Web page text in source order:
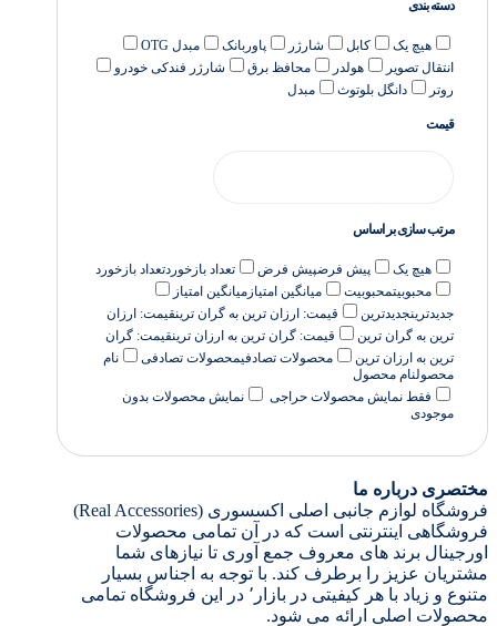
دسته بندی
هیچ یک کابل شارژر پاوربانک
مبدل OTG
انتقال تصویر
هولدر محافظ برق
شارژر فندکی خودرو
روتر
دانگل بلوتوث مبدل
قیمت
مرتب سازی بر اساس
هیچ یک پیش فرضپیش فرض تعداد بازخوردتعداد بازخورد
محبوبیتمحبوبیت میانگین امتیاز میانگین امتیاز
جدیدترینجدیدترین قیمت: ارزان ترین به گران ترینقیمت: ارزان
ترین به گران ترین
قیمت: گران ترین به ارزان ترینقیمت: گران
ترین به ارزان ترین
محصولات تصادفیمحصولات تصادفی
نام
محصولنام محصول
فقط نمایش محصولات حراجی
نمایش محصولات بدون
موجودی
مختصری درباره ما
فروشگاه لوازم جانبی اصلی اکسسوری (Real Accessories)
فروشگاهی اینترنتی است که در آن تمامی محصولات
اورجینال برند های معروف جمع آوری تا نیازهای شما
مشتریان عزیز را برطرف کند. با توجه به اجناس بسیار
متنوع و زیاد با هر کیفیتی در بازار٬ در این فروشگاه تمامی
محصولات اصلی ارائه می شود.